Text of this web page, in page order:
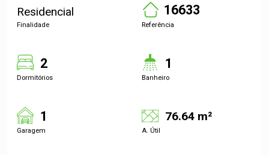
Residencial
Finalidade
16633
Referência
2
Dormitórios
1
Banheiro
1
Garagem
76.64 m²
A. Útil